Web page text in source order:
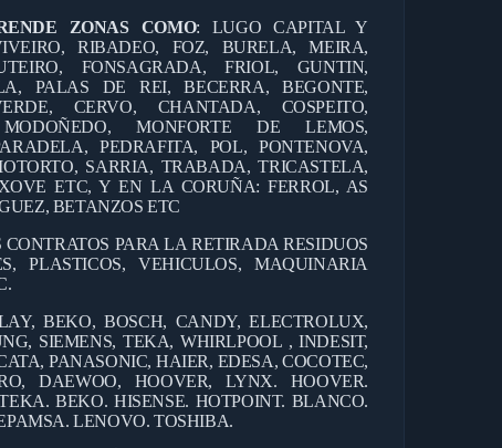
ZONAS COMO: LUGO CAPITAL Y
RIBADEO, FOZ, BURELA, MEIRA,
FONSAGRADA, FRIOL, GUNTIN,
PALAS DE REI, BECERRA, BEGONTE,
CERVO, CHANTADA, COSPEITO,
MONFORTE DE LEMOS,
PEDRAFITA, POL, PONTENOVA,
SARRIA, TRABADA, TRICASTELA,
ETC, Y EN LA CORUÑA: FERROL, AS
BETANZOS ETC
CONTRATOS PARA LA RETIRADA RESIDUOS
PLASTICOS, VEHICULOS, MAQUINARIA
BEKO, BOSCH, CANDY, ELECTROLUX,
SIEMENS, TEKA, WHIRLPOOL , INDESIT,
PANASONIC, HAIER, EDESA, COCOTEC,
DAEWOO, HOOVER, LYNX. HOOVER.
BEKO. HISENSE. HOTPOINT. BLANCO.
LENOVO. TOSHIBA.